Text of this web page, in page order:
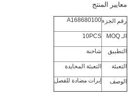
معايير المنتج
رقم الجزءA168680100
الـ MOQ 10PCS
التطبيق شاحنة
التعبئة التعبئة المحايدة
الوصف إبرات مضادة للفصل